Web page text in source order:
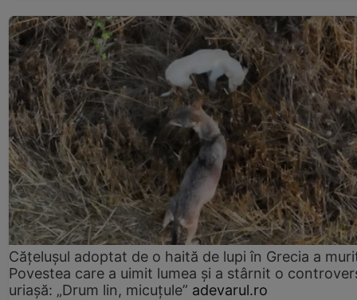
Cățelușul adoptat de o haită de lupi în Grecia a
Povestea care a uimit lumea și a stârnit o
uriașă: „Drum lin, micuțule” adevarul.ro